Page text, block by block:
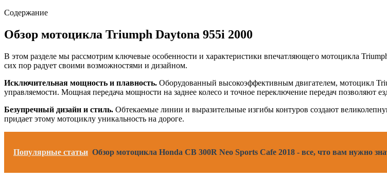
Содержание
Обзор мотоцикла Triumph Daytona 955i 2000
В этом разделе мы рассмотрим ключевые особенности и характеристики впечатляющего мотоцикла
сих пор радует своими возможностями и дизайном.
Исключительная мощность и плавность. Оборудованный высокоэффективным двигателем, мотоцикл
управляемости. Мощная передача мощности на заднее колесо и точное переключение передач позволяют
Безупречный дизайн и стиль. Обтекаемые линии и выразительные изгибы контуров создают
придает этому мотоциклу уникальность на дороге.
Популярные статьи Обзор мотоцикла Honda CB 300R Neo Sports Cafe 2018 - все, что вам нужно